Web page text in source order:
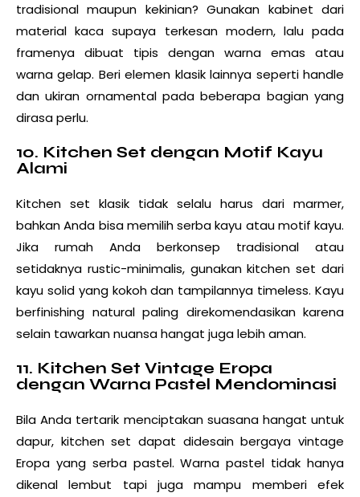
tradisional maupun kekinian? Gunakan kabinet dari
material kaca supaya terkesan modern, lalu pada
framenya dibuat tipis dengan warna emas atau
warna gelap. Beri elemen klasik lainnya seperti handle
dan ukiran ornamental pada beberapa bagian yang
dirasa perlu.
10. Kitchen Set dengan Motif Kayu
Alami
Kitchen set klasik tidak selalu harus dari marmer,
bahkan Anda bisa memilih serba kayu atau motif kayu.
Jika rumah Anda berkonsep tradisional atau
setidaknya rustic-minimalis, gunakan kitchen set dari
kayu solid yang kokoh dan tampilannya timeless. Kayu
berfinishing natural paling direkomendasikan karena
selain tawarkan nuansa hangat juga lebih aman.
11. Kitchen Set Vintage Eropa
dengan Warna Pastel Mendominasi
Bila Anda tertarik menciptakan suasana hangat untuk
dapur, kitchen set dapat didesain bergaya vintage
Eropa yang serba pastel. Warna pastel tidak hanya
dikenal lembut tapi juga mampu memberi efek